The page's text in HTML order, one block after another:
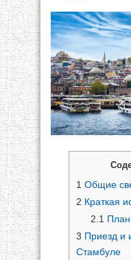
1 Общие
2 Краткая
2.1
3 Приезд и
Стамбуле